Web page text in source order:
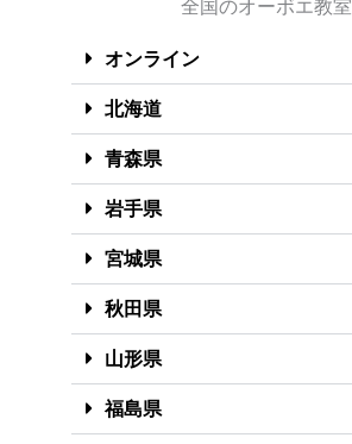
全国のオーボエ教室
オンライン
北海道
青森県
岩手県
宮城県
秋田県
山形県
福島県